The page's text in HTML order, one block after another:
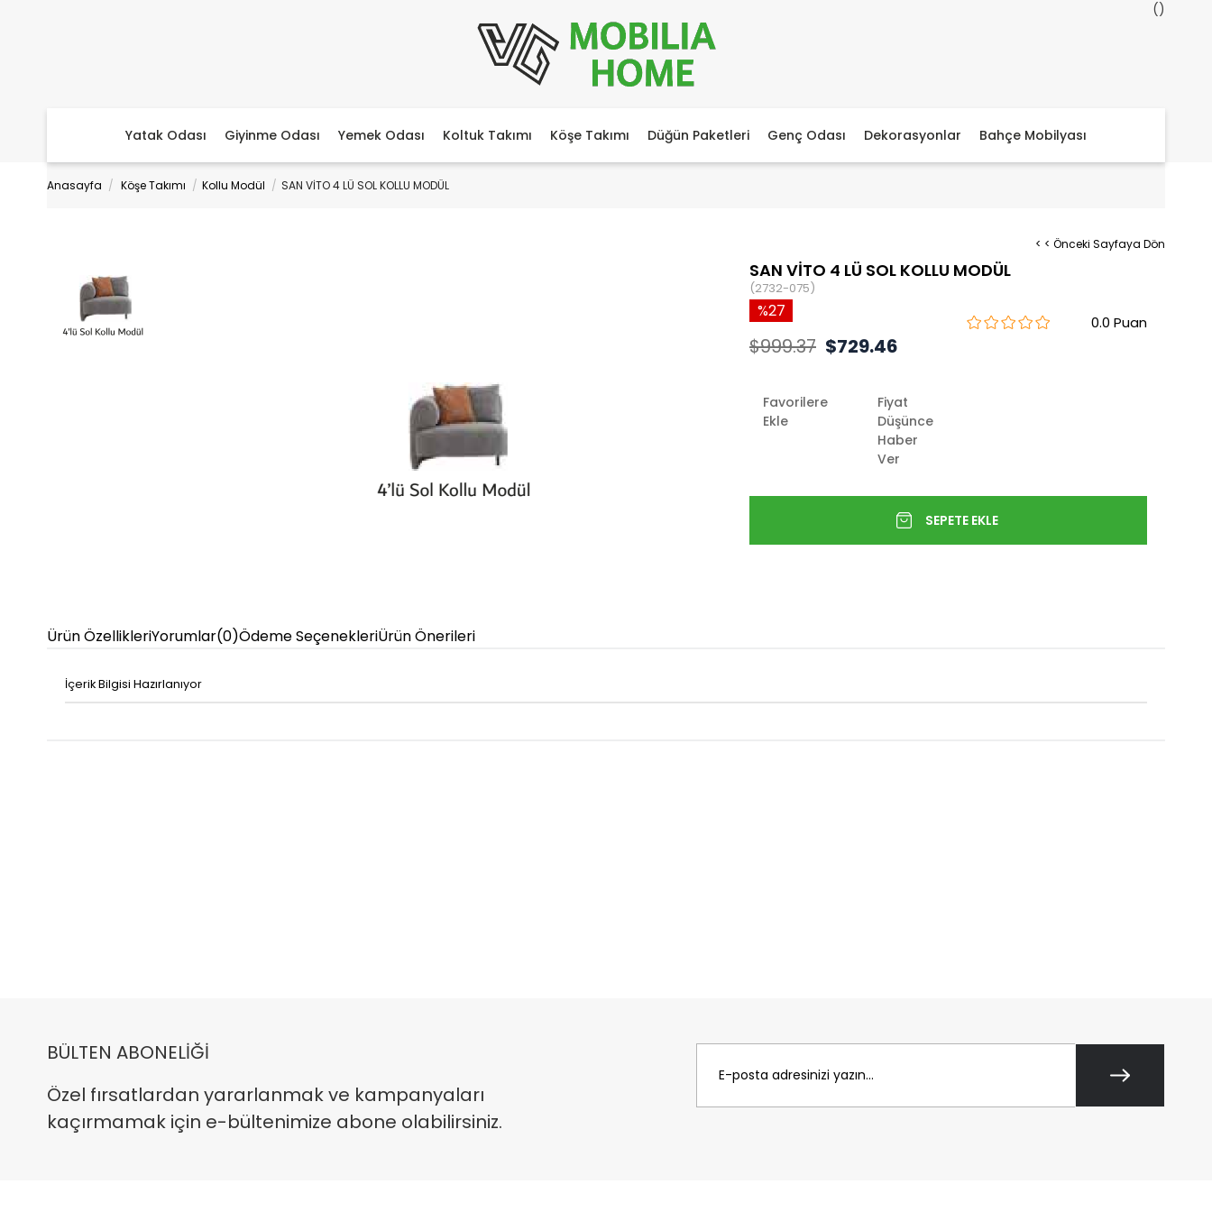
Yatak Odası Giyinme Odası Yemek Odası Koltuk Takımı Köşe Takımı Düğün Paketleri Genç Odası Dekorasyonlar Bahçe Mobilyası
Anasayfa Köşe Takımı Kollu Modül SAN VİTO 4 LÜ SOL KOLLU MODÜL
< < Önceki Sayfaya Dön
SAN VİTO 4 LÜ SOL KOLLU MODÜL
(2732-075)
0.0
27
$999.37 $729.46
Favorilere
Ekle
Fiyat
Düşünce
Haber
Ver
Ürün ÖzellikleriYorumlar(0)Ödeme SeçenekleriÜrün Önerileri
İçerik Bilgisi Hazırlanıyor
BÜLTEN ABONELİĞİ
Özel fırsatlardan yararlanmak ve kampanyaları
kaçırmamak için e-bültenimize abone olabilirsiniz.